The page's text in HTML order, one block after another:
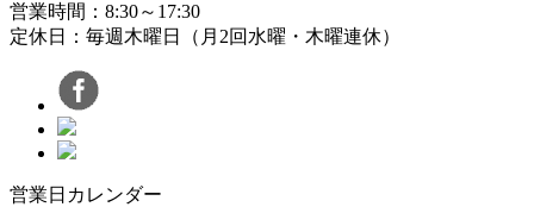
営業時間：8:30～17:30
定休日：毎週木曜日（月2回水曜・木曜連休）
営業日カレンダー